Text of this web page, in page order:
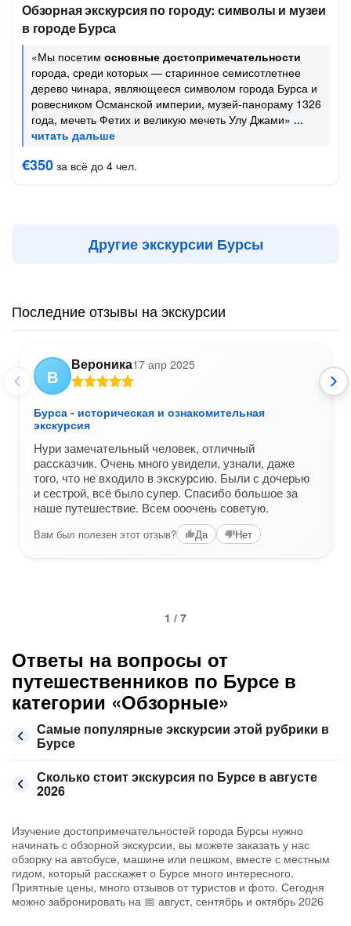
Обзорная экскурсия по городу: символы и музеи
в городе Бурса
«Мы посетим основные достопримечательности
города, среди которых — старинное семисотлетнее
дерево чинара, являющееся символом города Бурса и
ровесником Османской империи, музей-панораму 1326
года, мечеть Фетих и великую мечеть Улу Джами»
€350 за всё до 4 чел.
Другие экскурсии Бурсы
Последние отзывы на экскурсии
В
Вероника17 апр 2025
Бурса - историческая и ознакомительная
экскурсия
Нури замечательный человек, отличный
рассказчик. Очень много увидели, узнали, даже
того, что не входило в экскурсию. Были с дочерью
и сестрой, всё было супер. Спасибо большое за
наше путешествие. Всем ооочень советую.
Вам был полезен этот отзыв? Да Нет
1 / 7
Ответы на вопросы от
путешественников по Бурсе в
категории «Обзорные»
Самые популярные экскурсии этой рубрики в
Бурсе
Сколько стоит экскурсия по Бурсе в августе
2026
Изучение достопримечательностей города Бурсы нужно
начинать с обзорной экскурсии, вы можете заказать у нас
обзорку на автобусе, машине или пешком, вместе с местным
гидом, который расскажет о Бурсе много интересного.
Приятные цены, много отзывов от туристов и фото. Сегодня
можно забронировать на 📅 август, сентябрь и октябрь 2026